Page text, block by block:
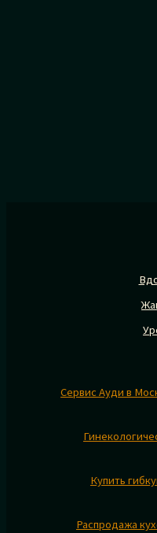
Сервис Ауди в
Купить
Распродажа